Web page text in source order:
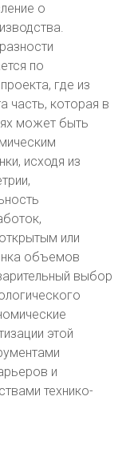
о
по
где из
часть, которая в
может быть
исходя из
или
объемов
выбор
этой
и
технико-